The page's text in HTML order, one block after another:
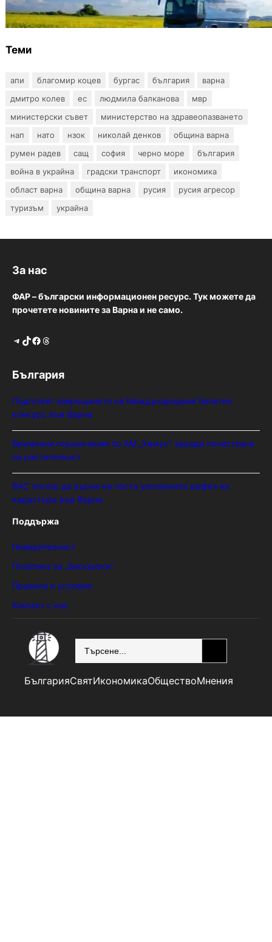
Варна и населените места в общината
Теми
апи благомир коцев бургас българия
варна
дмитро колев
ес людмила балканова
мвр
министерски съвет
министерство на здравеопазването
нап
нато нзок николай денков
община варна
румен радев
сащ софия черно море
българия
война в украйна
градски транспорт
икономика
област варна
община варна русия
русия агресор
туризъм
украйна
За нас
ФАР – български информационен ресурс. Тук можете да
прочетете новините за Варна и не само.
Telegram TikTok Facebook Threads
България
Подготвят завръщането на Международния балетен
конкурс във Варна
Временни ограничения по АМ „Хемус“ заради почистване
на растителност
ВАС отказа да върне на поста уволнената шефка на
кадастъра във Варна
Поддържа
Поверителност
Политика за „бисквитки“
Правила и условия
Контакт с нас
БългарияСвятИкономикаОбществоМнения